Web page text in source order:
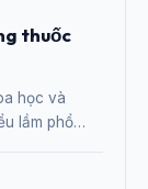
thuốc
học và
lầm phổ